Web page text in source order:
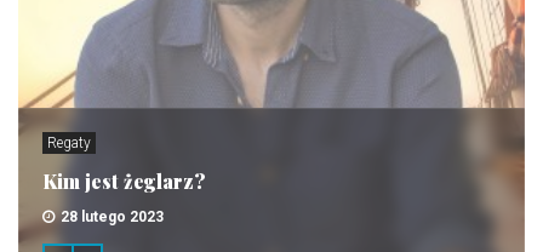
Regaty
Kim jest żeglarz?
28 lutego 2023